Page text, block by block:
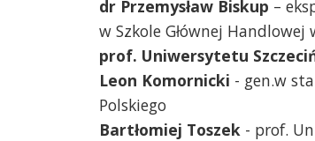
dr Przemysław Biskup –
w Szkole Głównej Handlowej
prof. Uniwersytetu
Leon Komornicki - gen.w
Polskiego
Bartłomiej Toszek - prof.